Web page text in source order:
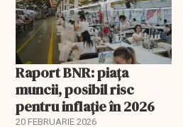
Raport BNR: piața
muncii, posibil risc
pentru inflație în 2026
20 FEBRUARIE 2026